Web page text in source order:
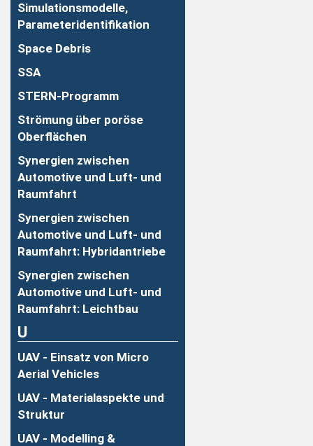
Simulationsmodelle,
Parameteridentifikation
Space Debris
SSA
STERN-Programm
Strömung über poröse
Oberflächen
Synergien zwischen
Automotive und Luft- und
Raumfahrt
Synergien zwischen
Automotive und Luft- und
Raumfahrt: Hybridantriebe
Synergien zwischen
Automotive und Luft- und
Raumfahrt: Leichtbau
U
UAV - Einsatz von Micro
Aerial Vehicles
UAV - Materialaspekte und
Struktur
UAV - Modelling &